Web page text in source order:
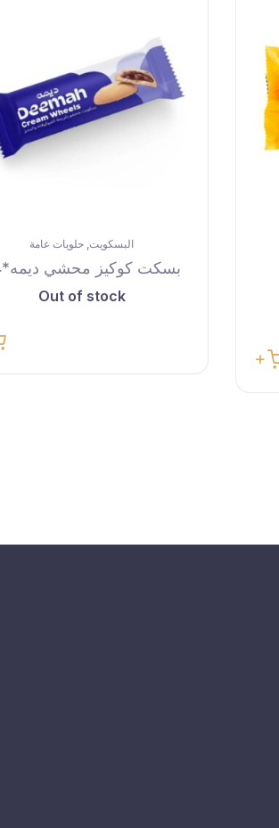
البسكويت, حلويات عامة
بسكت كوكيز محشي ديمه*24
Out of stock